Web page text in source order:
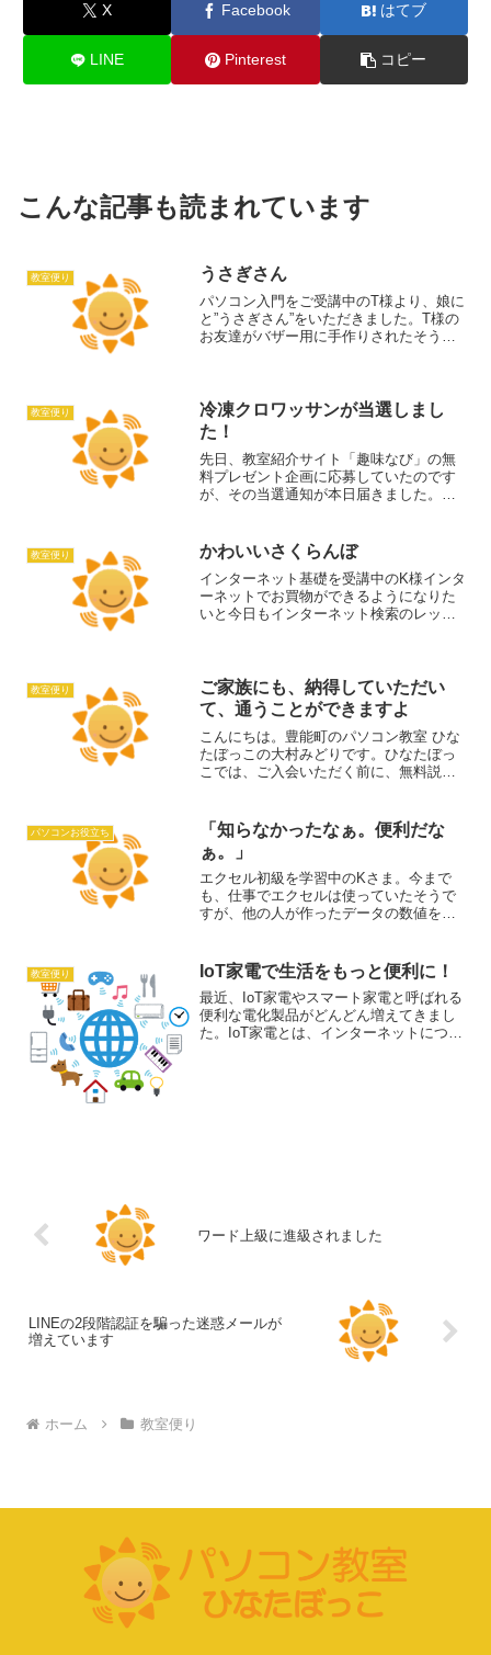
X Facebook はてブ
LINE Pinterest コピー
こんな記事も読まれています
教室便り うさぎさん
パソコン入門をご受講中のT様より、娘に
と”うさぎさん”をいただきました。T様の
お友達がバザー用に手作りされたそうで
カードを入力した...
教室便り
冷凍クロワッサンが当選しまし
た！
先日、教室紹介サイト「趣味なび」の無
料プレゼント企画に応募していたのです
が、その当選通知が本日届きました。冷
その付近にご受講頂いた方先着10名様は
チャンスです！教...
教室便り かわいいさくらんぼ
インターネット基礎を受講中のK様インタ
ーネットでお買物ができるようになりた
いと今日もインターネット検索のレッス
ン選びのお手伝いをさせ...
教室便り
ご家族にも、納得していただい
て、通うことができますよ
こんにちは。豊能町のパソコン教室 ひな
たぼっこの大村みどりです。ひなたぼっ
こでは、ご入会いただく前に、無料説明
がやりたいか？」「どうして、それをや
りたいのか？」、「今...
パソコンお役立ち
「知らなかったなぁ。便利だな
ぁ。」
エクセル初級を学習中のKさま。今まで
も、仕事でエクセルは使っていたそうで
すが、他の人が作ったデータの数値を編
員として、資料をつくる必要が出てきた
そうで、一念発起で、今年...
教室便り IoT家電で生活をもっと便利に！
最近、IoT家電やスマート家電と呼ばれる
便利な電化製品がどんどん増えてきまし
た。IoT家電とは、インターネットにつな
ワード上級に進級されました
LINEの2段階認証を騙った迷惑メールが
増えています
ホーム 教室便り